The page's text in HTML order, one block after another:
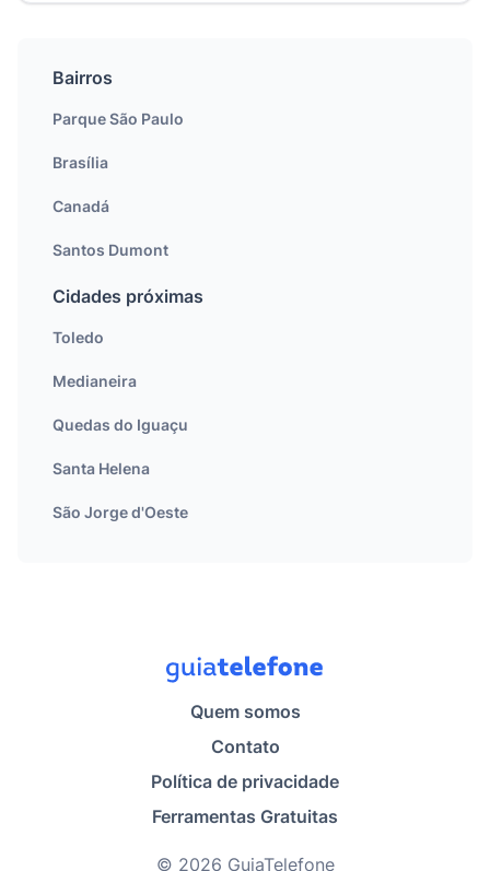
Bairros
Parque São Paulo
Brasília
Canadá
Santos Dumont
Cidades próximas
Toledo
Medianeira
Quedas do Iguaçu
Santa Helena
São Jorge d'Oeste
Quem somos
Contato
Política de privacidade
Ferramentas Gratuitas
© 2026 GuiaTelefone